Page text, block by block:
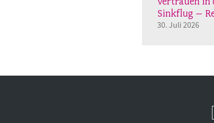
Sinkflug –
30. Juli 2026